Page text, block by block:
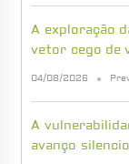
A exploração
vetor cego de
04/08/2026
A
avanço